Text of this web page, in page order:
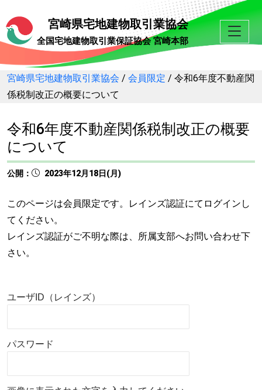
宮崎県宅地建物取引業協会
全国宅地建物取引業保証協会 宮崎本部
宮崎県宅地建物取引業協会 / 会員限定 / 令和6年度不動産関
係税制改正の概要について
令和6年度不動産関係税制改正の概要
について
公開： 2023年12月18日(月)
このページは会員限定です。レインズ認証にてログインし
てください。
レインズ認証がご不明な際は、所属支部へお問い合わせ下
さい。
ユーザID（レインズ）
パスワード